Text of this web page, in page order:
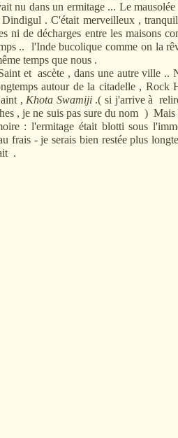
nu dans un ermitage ... Le mausolée
. C'était merveilleux ,
ni de décharges entre les maisons
.. l'Inde bucolique comme on la
temps que nous .
et ascète , dans une autre ville ..
autour de la citadelle , Rock
, Khota Swamiji.( si j'arrive à
, je ne suis pas sure du nom ) Mais
: l'ermitage était blotti sous
- je serais bien restée plus
.